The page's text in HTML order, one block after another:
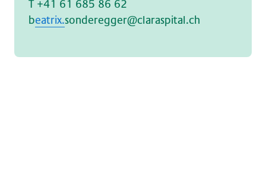
T +41 61 685 86 62
beatrix.sonderegger@claraspital.ch